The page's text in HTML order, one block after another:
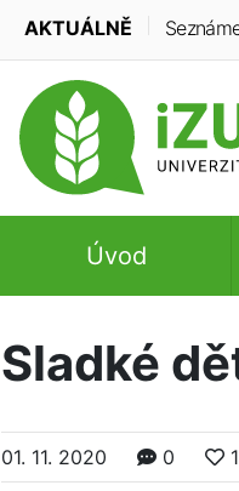
AKTUÁLNĚ
Úvod
Sladké
01. 11. 2020 0